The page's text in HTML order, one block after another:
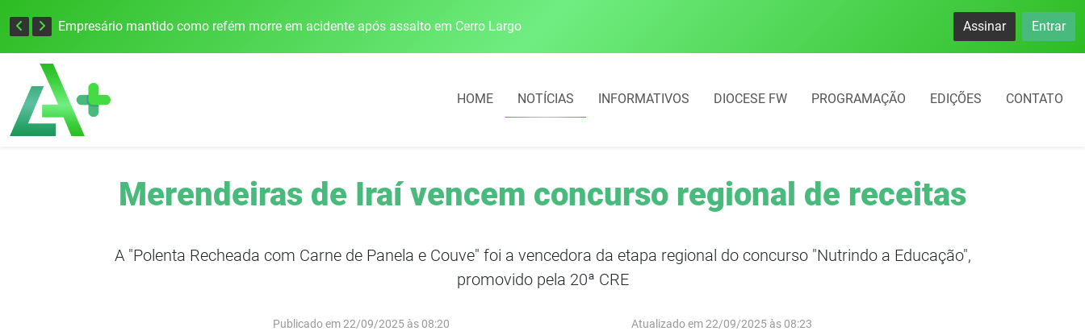
Empresário mantido como refém morre em acidente após assalto em Cerro Largo Cobrança do estacionamento rotativo começará em 10 dias em Frederico
Assinar Entrar
HOME NOTÍCIAS INFORMATIVOS DIOCESE FW PROGRAMAÇÃO EDIÇÕES CONTATO
Merendeiras de Iraí vencem concurso regional de receitas
A "Polenta Recheada com Carne de Panela e Couve" foi a vencedora da etapa regional do concurso "Nutrindo a Educação",
promovido pela 20ª CRE
Publicado em 22/09/2025 às 08:20 Atualizado em 22/09/2025 às 08:23